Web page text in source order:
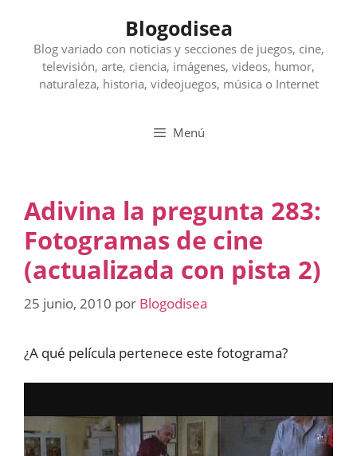
contenido
Blogodisea
Blog variado con noticias y secciones de juegos, cine,
televisión, arte, ciencia, imágenes, videos, humor,
naturaleza, historia, videojuegos, música o Internet
Menú
Adivina la pregunta 283:
Fotogramas de cine
(actualizada con pista 2)
25 junio, 2010 por Blogodisea
¿A qué película pertenece este fotograma?